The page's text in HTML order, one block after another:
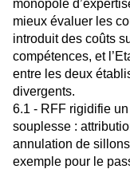
monopole
mieux évaluer les
introduit des coûts
compétences, et
entre les deux
divergents.
6.1 - RFF rigidifie
souplesse :
annulation de
exemple pour le